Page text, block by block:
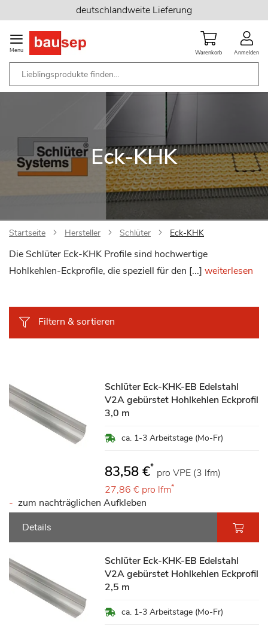
Inhalt
springen
deutschlandweite Lieferung
Menu Warenkorb Anmelden
Eck-KHK
Startseite Hersteller Schlüter Eck-KHK
Die Schlüter Eck-KHK Profile sind hochwertige
Hohlkehlen-Eckprofile, die speziell für den [...] weiterlesen
Filtern & sortieren
Schlüter Eck-KHK-EB Edelstahl
V2A gebürstet Hohlkehlen Eckprofil
3,0 m
ca. 1-3 Arbeitstage (Mo-Fr)
83,58 €* pro VPE (3 lfm)
27,86 € pro lfm*
zum nachträglichen Aufkleben
Details
Schlüter Eck-KHK-EB Edelstahl
V2A gebürstet Hohlkehlen Eckprofil
2,5 m
ca. 1-3 Arbeitstage (Mo-Fr)